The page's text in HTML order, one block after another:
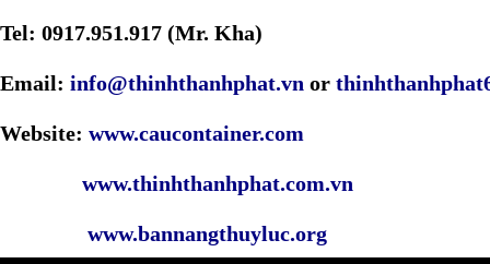
Tel: 0917.951.917 (Mr. Kha)
Email: info@thinhthanhphat.vn or
Website: www.caucontainer.com
www.thinhthanhphat.com.vn
www.bannangthuyluc.org